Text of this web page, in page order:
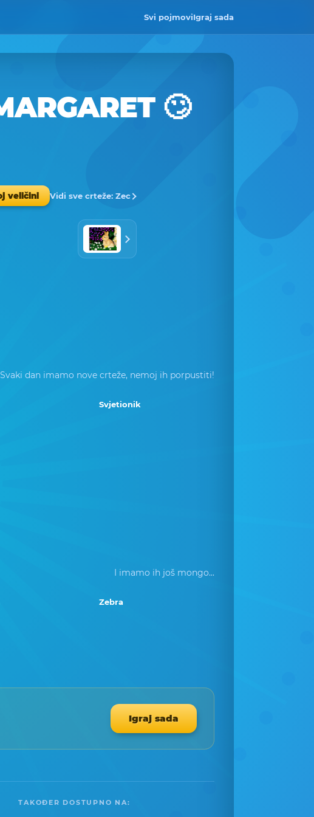
Svi pojmoviIgraj sada
🙄
veličini Vidi sve crteže: Zec
Svaki dan imamo nove crteže, nemoj ih porpustiti!
Svjetionik
I imamo ih još mongo...
Zebra
Igraj sada
TAKOĐER DOSTUPNO NA: